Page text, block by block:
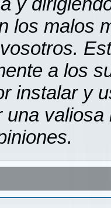
los malos
a los
instalar y
una